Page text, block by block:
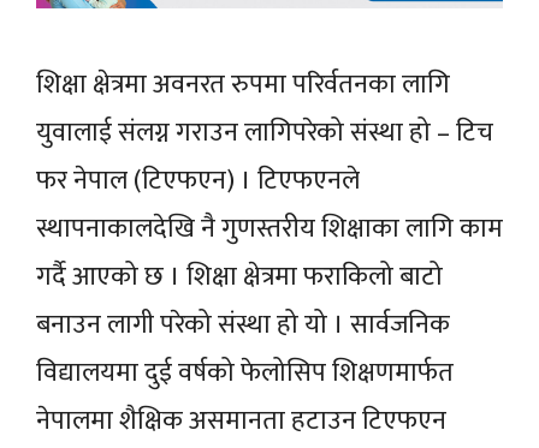
शिक्षा क्षेत्रमा अवनरत रुपमा परिर्वतनका लागि
युवालाई संलग्न गराउन लागिपरेको संस्था हो – टिच
फर नेपाल (टिएफएन) । टिएफएनले
स्थापनाकालदेखि नै गुणस्तरीय शिक्षाका लागि काम
गर्दै आएको छ । शिक्षा क्षेत्रमा फराकिलो बाटो
बनाउन लागी परेको संस्था हो यो । सार्वजनिक
विद्यालयमा दुई वर्षको फेलोसिप शिक्षणमार्फत
नेपालमा शैक्षिक असमानता हटाउन टिएफएन